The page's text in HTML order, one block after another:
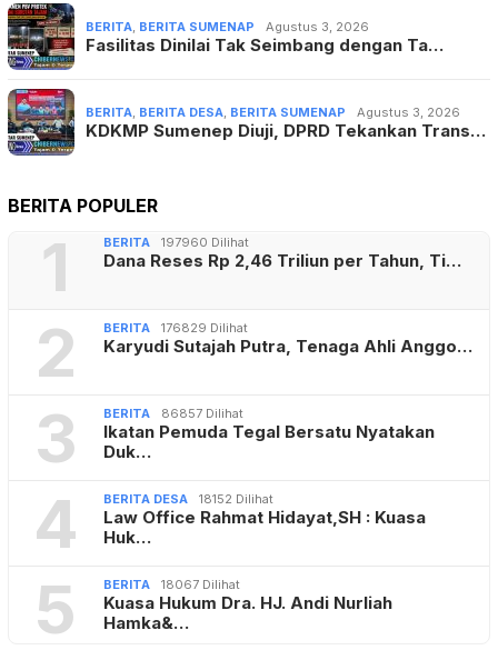
BERITA BERITA SUMENAP Agustus 3, 2026
Fasilitas Dinilai Tak Seimbang dengan Ta…
BERITA BERITA DESA BERITA SUMENAP Agustus 3, 2026
KDKMP Sumenep Diuji, DPRD Tekankan Trans…
BERITA POPULER
1 BERITA 197960 Dilihat
Dana Reses Rp 2,46 Triliun per Tahun, Ti…
2 BERITA 176829 Dilihat
Karyudi Sutajah Putra, Tenaga Ahli Anggo…
3 BERITA 86857 Dilihat
Ikatan Pemuda Tegal Bersatu Nyatakan
Duk…
4 BERITA DESA 18152 Dilihat
Law Office Rahmat Hidayat,SH : Kuasa
Huk…
5 BERITA 18067 Dilihat
Kuasa Hukum Dra. HJ. Andi Nurliah
Hamka&…